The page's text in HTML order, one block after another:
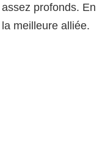
profonds. En
meilleure alliée.